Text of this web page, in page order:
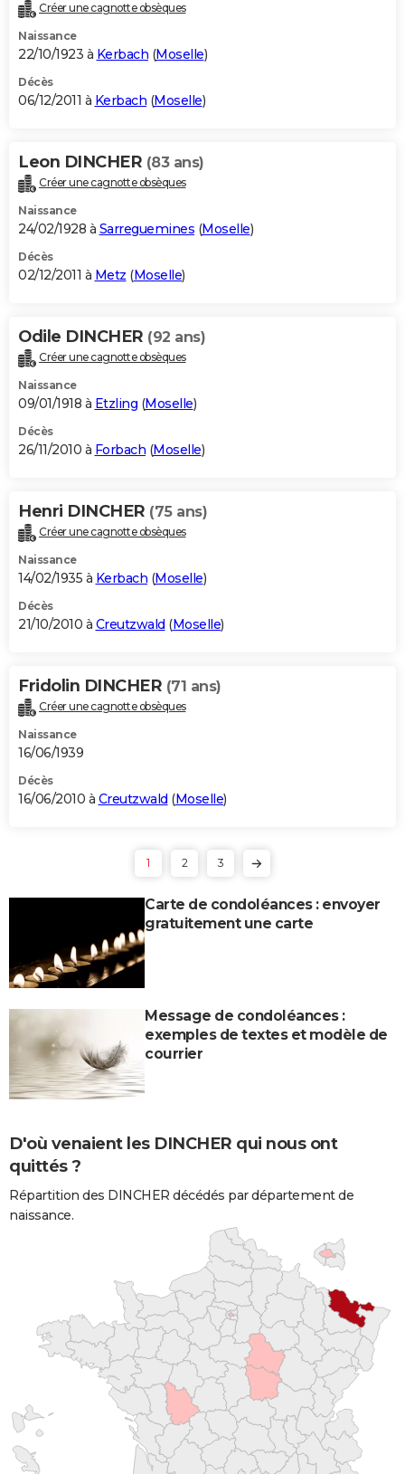
Créer une cagnotte obsèques
Naissance
22/10/1923 à Kerbach (Moselle)
Décès
06/12/2011 à Kerbach (Moselle)
Leon DINCHER (83 ans)
Créer une cagnotte obsèques
Naissance
24/02/1928 à Sarreguemines (Moselle)
Décès
02/12/2011 à Metz (Moselle)
Odile DINCHER (92 ans)
Créer une cagnotte obsèques
Naissance
09/01/1918 à Etzling (Moselle)
Décès
26/11/2010 à Forbach (Moselle)
Henri DINCHER (75 ans)
Créer une cagnotte obsèques
Naissance
14/02/1935 à Kerbach (Moselle)
Décès
21/10/2010 à Creutzwald (Moselle)
Fridolin DINCHER (71 ans)
Créer une cagnotte obsèques
Naissance
16/06/1939
Décès
16/06/2010 à Creutzwald (Moselle)
1 2 3
Carte de condoléances : envoyer
gratuitement une carte
Message de condoléances :
exemples de textes et modèle de
courrier
D'où venaient les DINCHER qui nous ont
quittés ?
Répartition des DINCHER décédés par département de
naissance.